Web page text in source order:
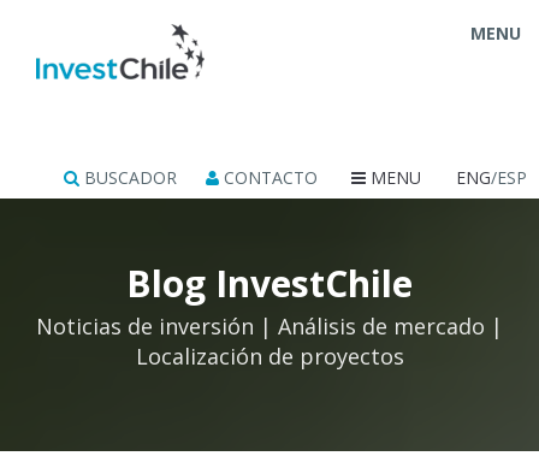
BUSCADOR CONTACTO
MENU
MENU ENG/ESP
Blog InvestChile
Noticias de inversión | Análisis de mercado |
Localización de proyectos